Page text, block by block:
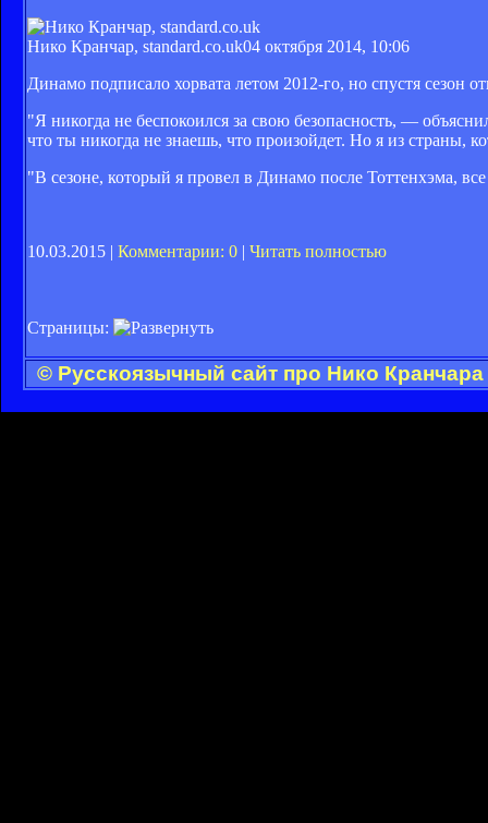
Нико Кранчар, standard.co.uk04 октября 2014, 10:06
Динамо подписало хорвата летом 2012-го, но спустя сезон
"Я никогда не беспокоился за свою безопасность, —
что ты никогда не знаешь, что произойдет. Но я из страны,
"В сезоне, который я провел в Динамо после Тоттенхэма,
10.03.2015 | Комментарии: 0 | Читать полностью
Страницы:
© Русскоязычный сайт про Нико